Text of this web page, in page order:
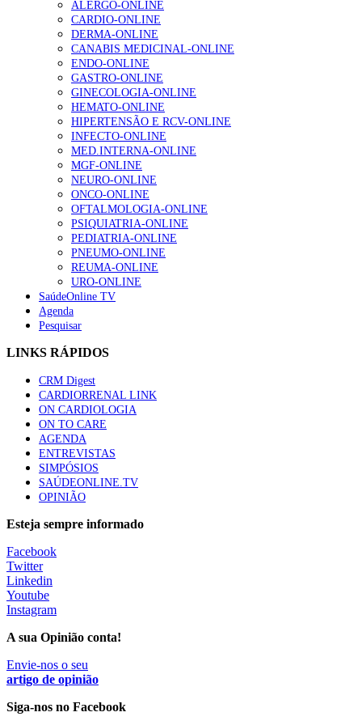
NOTÍCIAS MAIS LIDAS
Enfermagem Forense. “Da urgência ao tribunal, cada
gesto conta e cada profissional faz a diferença”
202 visualizações
Alguns milhares de utentes podem ficar sem médico de
família com nova regras do registo, alerta associação
155 visualizações
1.º Episódio do Podcast “Frequência Cardio – Sintoniza-
te na Insuficiência Cardíaca” da Bayer
99 visualizações
“Os programas de rastreio do cancro do pulmão são
custo-efetivos e representam um investimento
88 visualizações
Quase quatro em cada dez doentes com enfarte
apresentavam níveis elevados de Lp(a), revela estudo
86 visualizações
Trodelvy aprovado para primeira linha no cancro da
elegíveis para inibidores PD-(L)1
MAIS NOTÍCIAS
nutricionista no primeiro mês
7 Ago, 2026 |0 Comments
ULS de Coimbra estreia cirurgia endoscópica do ouvido com
ALERGO-ONLINE
CARDIO-ONLINE
DERMA-ONLINE
CANABIS MEDICINAL-ONLINE
ENDO-ONLINE
GASTRO-ONLINE
GINECOLOGIA-ONLINE
HEMATO-ONLINE
HIPERTENSÃO E RCV-ONLINE
INFECTO-ONLINE
MED.INTERNA-ONLINE
MGF-ONLINE
NEURO-ONLINE
ONCO-ONLINE
OFTALMOLOGIA-ONLINE
PSIQUIATRIA-ONLINE
PEDIATRIA-ONLINE
PNEUMO-ONLINE
REUMA-ONLINE
URO-ONLINE
SaúdeOnline TV
Agenda
Pesquisar
LINKS RÁPIDOS
CRM Digest
CARDIORRENAL LINK
ON CARDIOLOGIA
ON TO CARE
AGENDA
ENTREVISTAS
SIMPÓSIOS
SAÚDEONLINE.TV
OPINIÃO
Esteja sempre informado
Facebook
Twitter
Linkedin
Youtube
Instagram
A sua Opinião conta!
Envie-nos o seu
artigo de opinião
Siga-nos no Facebook